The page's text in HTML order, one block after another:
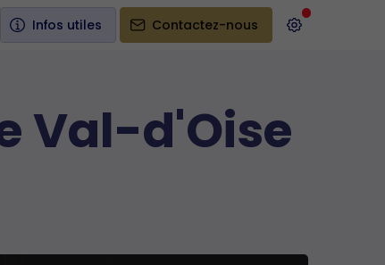
Infos utiles Contactez-nous
Val-d'Oise